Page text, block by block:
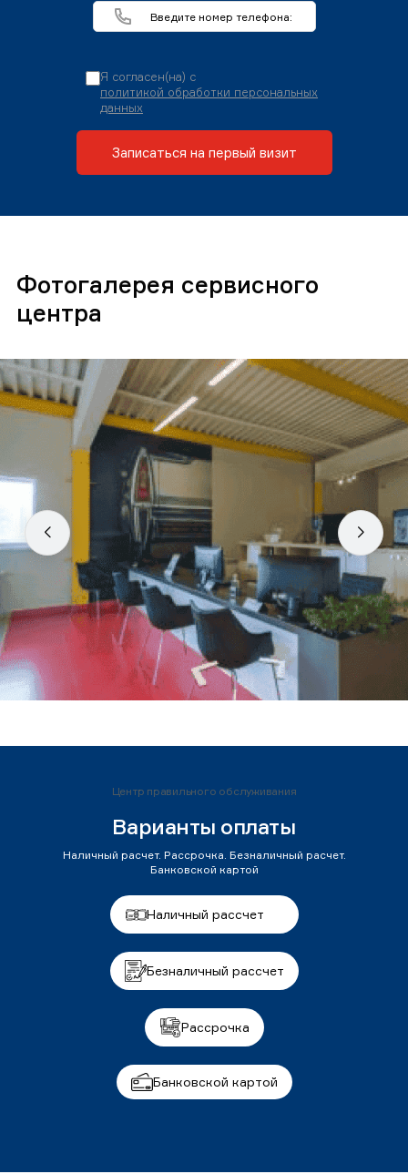
Я согласен(на) с
политикой обработки персональных
данных
Записаться на первый визит
Фотогалерея сервисного
центра
Центр правильного обслуживания
Варианты оплаты
Наличный расчет. Рассрочка. Безналичный расчет.
Банковской картой
Наличный рассчет
Безналичный рассчет
Рассрочка
Банковской картой